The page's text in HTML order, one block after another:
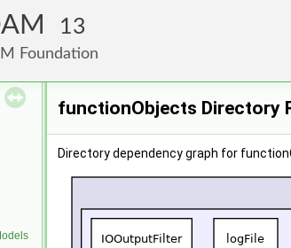
13
Foundation
functionObjects Directory
Directory dependency graph for